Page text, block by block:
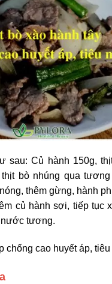
sau: Củ hành 150g,
bò nhúng qua
thêm gừng, hành
củ hành sợi, tiếp tục
nước tương.
chống cao huyết áp,